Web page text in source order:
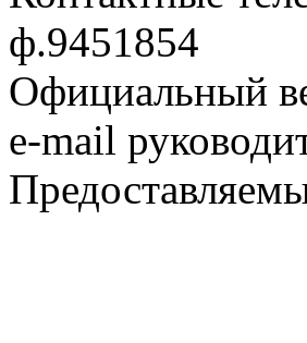
ф.9451854
Официальный
e-mail